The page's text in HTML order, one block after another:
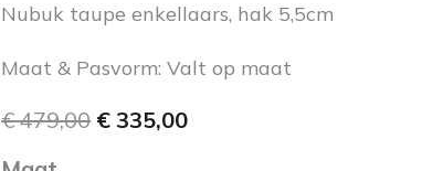
Nubuk taupe enkellaars, hak 5,5cm
Maat & Pasvorm: Valt op maat
€479,00 € 335,00
€ 335,00.
aantal